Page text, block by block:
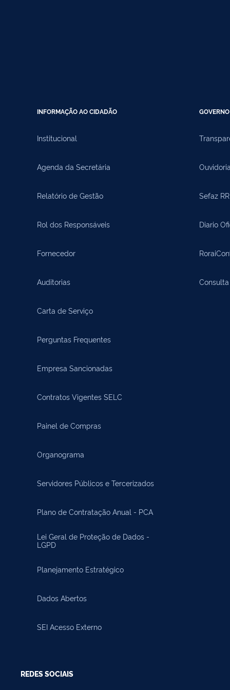
INFORMAÇÃO AO CIDADÃO
Institucional
Agenda da Secretária
Relatório de Gestão
Rol dos Responsáveis
Fornecedor
Auditorias
Carta de Serviço
Perguntas Frequentes
Empresa Sancionadas
Contratos Vigentes SELC
Painel de Compras
Organograma
Servidores Públicos e Tercerizados
Plano de Contratação Anual - PCA
Lei Geral de Proteção de Dados -
LGPD
Planejamento Estratégico
Dados Abertos
SEI Acesso Externo
Sefaz RR
Diario
REDES SOCIAIS